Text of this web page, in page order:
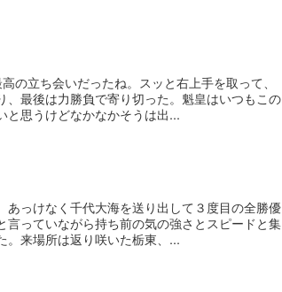
の立ち会いだったね。スッと右上手を取って、
最後は力勝負で寄り切った。魁皇はいつもこの
と思うけどなかなかそうは出...
っけなく千代大海を送り出して３度目の全勝優
っていながら持ち前の気の強さとスピードと集
。来場所は返り咲いた栃東、...